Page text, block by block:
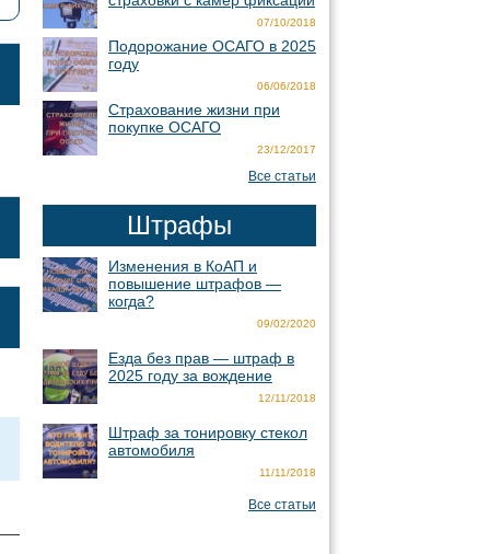
07/10/2018
Подорожание ОСАГО в 2025
году
06/06/2018
Страхование жизни при
покупке ОСАГО
23/12/2017
Все статьи
Штрафы
Изменения в КоАП и
повышение штрафов —
когда?
09/02/2020
Езда без прав — штраф в
2025 году за вождение
12/11/2018
Штраф за тонировку стекол
автомобиля
11/11/2018
Все статьи